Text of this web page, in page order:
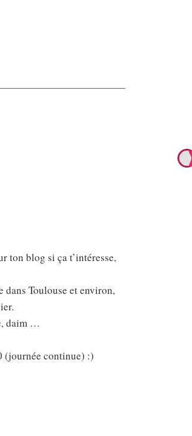
ton blog si ça t’intéresse,
Toulouse et environ,
daim …
(journée continue) :)